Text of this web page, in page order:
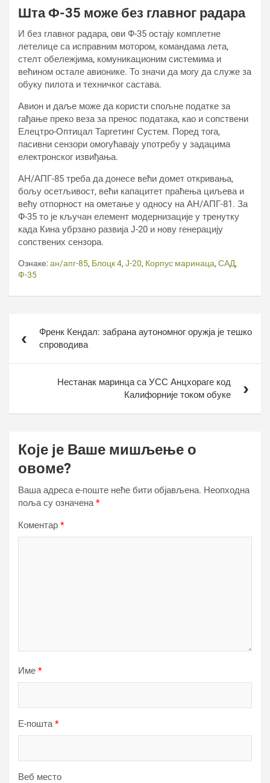
Шта Ф-35 може без главног радара
И без главног радара, ови Ф-35 остају комплетне
летелице са исправним мотором, командама лета,
стелт обележјима, комуникационим системима и
већином остале авионике. То значи да могу да служе за
обуку пилота и техничког састава.
Авион и даље може да користи спољне податке за
гађање преко веза за пренос података, као и сопствени
Елецтро-Оптицал Таргетинг Сyстем. Поред тога,
пасивни сензори омогућавају употребу у задацима
електронског извиђања.
АН/АПГ-85 треба да донесе већи домет откривања,
бољу осетљивост, већи капацитет праћења циљева и
већу отпорност на ометање у односу на АН/АПГ-81. За
Ф-35 то је кључан елемент модернизације у тренутку
када Кина убрзано развија Ј-20 и нову генерацију
сопствених сензора.
Ознаке:ан/апг-85, Блоцк 4, Ј-20, Корпус маринаца, САД,
Ф-35
чланкаФренк Кендал: забрана аутономног оружја је тешко
спроводива
Нестанак маринца са УСС Анцхораге код
Калифорније током обуке
Које је Ваше мишљење о
овоме?
Ваша адреса е-поште неће бити објављена. Неопходна
поља су означена*
Коментар *
Име *
Е-пошта*
Веб место